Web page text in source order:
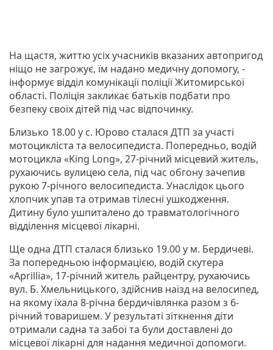
На щастя, життю усіх учасників вказаних автопригод
ніщо не загрожує, їм надано медичну допомогу, -
інформує відділ комунікації поліції Житомирської
області. Поліція закликає батьків подбати про
безпеку своїх дітей під час відпочинку.
Близько 18.00 у с. Юрово сталася ДТП за участі
мотоцикліста та велосипедиста. Попередньо, водій
мотоцикла «King Long», 27-річний місцевий житель,
рухаючись вулицею села, під час обгону зачепив
рукою 7-річного велосипедиста. Унаслідок цього
хлопчик упав та отримав тілесні ушкодження.
Дитину було ушпиталено до травматологічного
відділення місцевої лікарні.
Ще одна ДТП сталася близько 19.00 у м. Бердичеві.
За попередньою інформацією, водій скутера
«Aprillia», 17-річний житель райцентру, рухаючись
вул. Б. Хмельницького, здійснив наїзд на велосипед,
на якому їхала 8-річна бердичівлянка разом з 6-
річний товаришем. У результаті зіткнення діти
отримали садна та забої та були доставлені до
місцевої лікарні для надання медичної допомоги.